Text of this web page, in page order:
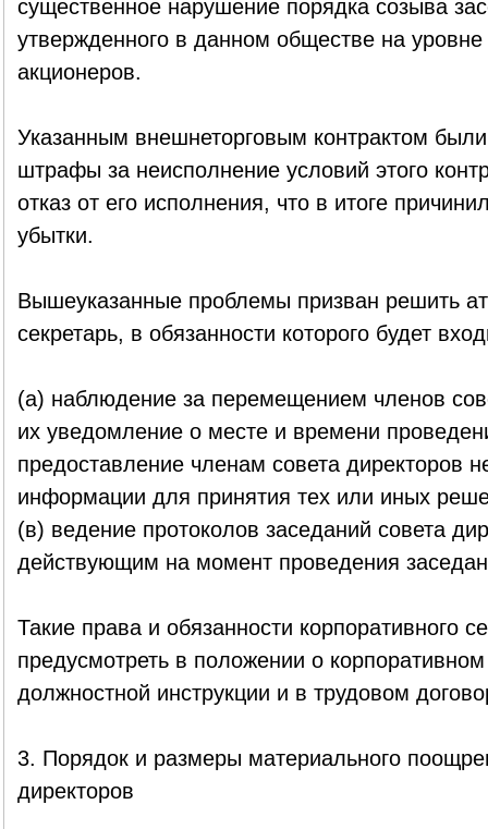
существенное нарушение порядка созыва
утвержденного в данном обществе на
акционеров.
Указанным внешнеторговым контрактом
штрафы за неисполнение условий этого
отказ от его исполнения, что в итоге
убытки.
Вышеуказанные проблемы призван решить
секретарь, в обязанности которого будет
(а) наблюдение за перемещением членов
их уведомление о месте и времени
предоставление членам совета директоров
информации для принятия тех или иных
(в) ведение протоколов заседаний совета
действующим на момент проведения
Такие права и обязанности корпоративного
предусмотреть в положении о корпоративном
должностной инструкции и в трудовом
3. Порядок и размеры материального
директоров